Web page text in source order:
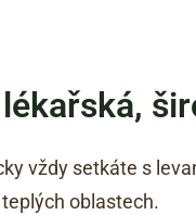
vždy setkáte s
oblastech.